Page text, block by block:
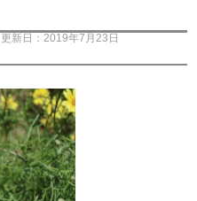
更新日：2019年7月23日